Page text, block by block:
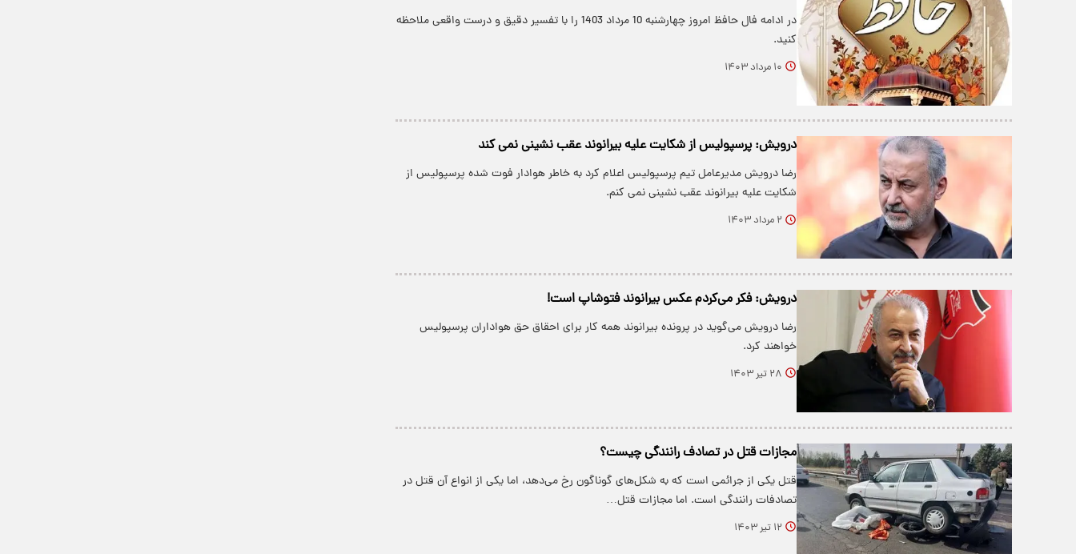
در ادامه فال حافظ امروز چهارشنبه 10 مرداد 1403 را با تفسیر دقیق و درست واقعی ملاحظه
کنید.
۱۰ مرداد ۱۴۰۳
درویش: پرسپولیس از شکایت علیه بیرانوند عقب نشینی نمی کند
رضا درویش مدیرعامل تیم پرسپولیس اعلام کرد به خاطر هوادار فوت شده پرسپولیس از
شکایت علیه بیرانوند عقب نشینی نمی کنم.
۲ مرداد ۱۴۰۳
درویش: فکر می‌کردم عکس بیرانوند فتوشاپ است!
رضا درویش می‌گوید در پرونده بیرانوند همه کار برای احقاق حق هواداران پرسپولیس
خواهند کرد.
۲۸ تیر ۱۴۰۳
مجازات قتل در تصادف رانندگی چیست؟
قتل یکی از جرائمی است که به شکل‌های گوناگون رخ می‌دهد، اما یکی از انواع آن قتل در
تصادفات رانندگی است. اما مجازات قتل…
۱۲ تیر ۱۴۰۳